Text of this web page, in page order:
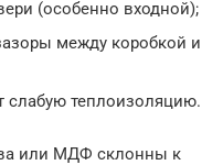
(особенно входной);
между коробкой и
слабую теплоизоляцию.
или МДФ склонны к